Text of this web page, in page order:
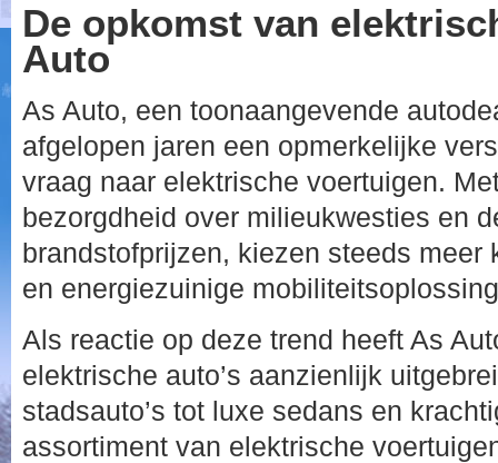
De opkomst van
Auto
As Auto, een toonaangevende
afgelopen jaren een opmerkelijke
vraag naar elektrische voertuigen.
bezorgdheid over milieukwesties en
brandstofprijzen, kiezen steeds meer
en energiezuinige
Als reactie op deze trend heeft As
elektrische auto’s aanzienlijk
stadsauto’s tot luxe sedans en
assortiment van elektrische